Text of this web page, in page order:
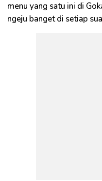
menu yang satu ini di
ngeju banget di setiap